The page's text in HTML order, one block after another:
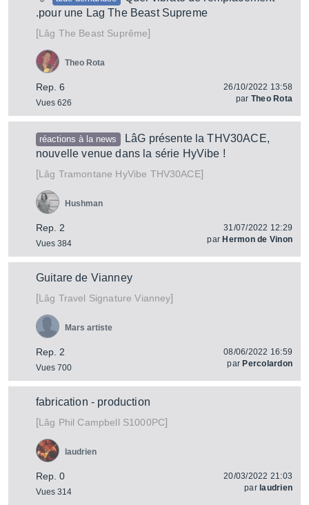
.pour une Lag The Beast Supreme
[Lâg The Beast Suprême]
Rep. 6
Vues 626
Theo Rota
26/10/2022 13:58
par Theo Rota
réactions à la news
LâG présente la THV30ACE,
nouvelle venue dans la série HyVibe !
[Lâg Tramontane HyVibe THV30ACE]
Rep. 2
Vues 384
Hushman
31/07/2022 12:29
par Hermon de Vinon
Guitare de Vianney
[Lâg Travel Signature Vianney]
Rep. 2
Vues 700
Mars artiste
08/06/2022 16:59
par Percolardon
fabrication - production
[Lâg Phil Campbell S1000PC]
Rep. 0
Vues 314
laudrien
20/03/2022 21:03
par laudrien